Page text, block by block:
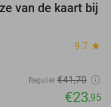
43%
van de kaart bij
9.7 star
Regulier €41,70
€23,95